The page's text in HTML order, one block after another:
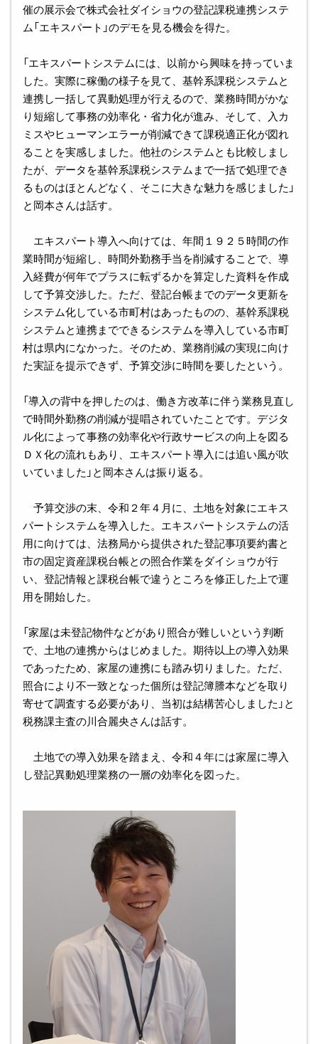
催の展示会で株式会社ダイショウの登記課税連携システ
ム「エキスパート」のデモを見る機会を得た。
「エキスパートシステムには、以前から興味を持っていま
した。実際に稼働の様子を見て、基幹系課税システムと
連携し一括して異動処理が行えるので、業務時間がかな
り短縮して事務の効率化・省力化が進み、そして、入カ
ミスやヒューマンエラーが削減できて課税適正化が図れ
ることを実感しました。他社のシステムとも比較しまし
たが、データを基幹系課税システムまで一括で処理でき
るものはほとんどなく、そこに大きな魅力を感じました」
と岡本さんは話す。
エキスパート導入へ向けては、年間１９２５時間の作
業時間が短縮し、時間外勤務手当を削減することで、導
入経費が何年でプラスに転ずるかを算定した資料を作成
して予算交渉した。ただ、登記台帳までのデータ更新を
システム化している市町村はあったものの、基幹系課税
システムと連携までできるシステムを導入している市町
村は県内になかった。そのため、業務削減の実現に向け
た実証を提示できず、予算交渉に時間を要したという。
「導入の背中を押したのは、働き方改革に伴う業務見直し
で時間外勤務の削減が提唱されていたことです。デジタ
ル化によって事務の効率化や行政サービスの向上を図る
ＤＸ化の流れもあり、エキスパート導入には追い風が吹
いていました」と岡本さんは振り返る。
予算交渉の末、令和２年４月に、土地を対象にエキス
パートシステムを導入した。エキスパートシステムの活
用に向けては、法務局から提供された登記事項要約書と
市の固定資産課税台帳との照合作業をダイショウが行
い、登記情報と課税台帳で違うところを修正した上で運
用を開始した。
「家屋は未登記物件などがあり照合が難しいという判断
で、土地の連携からはじめました。期待以上の導入効果
であったため、家屋の連携にも踏み切りました。ただ、
照合により不一致となった個所は登記簿謄本などを取り
寄せて調査する必要があり、当初は結構苦心しました」と
税務課主査の川合麗央さんは話す。
土地での導入効果を踏まえ、令和４年には家屋に導入
し登記異動処理業務の一層の効率化を図った。